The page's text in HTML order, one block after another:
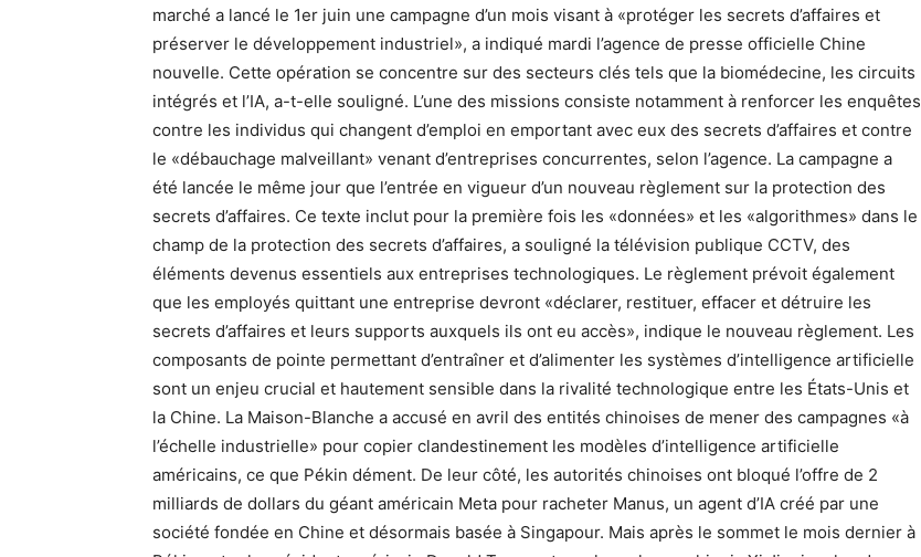
marché a lancé le 1er juin une campagne d’un mois visant à «protéger les secrets d’affaires et
préserver le développement industriel», a indiqué mardi l’agence de presse officielle Chine
nouvelle. Cette opération se concentre sur des secteurs clés tels que la biomédecine, les circuits
intégrés et l’IA, a-t-elle souligné. L’une des missions consiste notamment à renforcer les enquêtes
contre les individus qui changent d’emploi en emportant avec eux des secrets d’affaires et contre
le «débauchage malveillant» venant d’entreprises concurrentes, selon l’agence. La campagne a
été lancée le même jour que l’entrée en vigueur d’un nouveau règlement sur la protection des
secrets d’affaires. Ce texte inclut pour la première fois les «données» et les «algorithmes» dans le
champ de la protection des secrets d’affaires, a souligné la télévision publique CCTV, des
éléments devenus essentiels aux entreprises technologiques. Le règlement prévoit également
que les employés quittant une entreprise devront «déclarer, restituer, effacer et détruire les
secrets d’affaires et leurs supports auxquels ils ont eu accès», indique le nouveau règlement. Les
composants de pointe permettant d’entraîner et d’alimenter les systèmes d’intelligence artificielle
sont un enjeu crucial et hautement sensible dans la rivalité technologique entre les États-Unis et
la Chine. La Maison-Blanche a accusé en avril des entités chinoises de mener des campagnes «à
l’échelle industrielle» pour copier clandestinement les modèles d’intelligence artificielle
américains, ce que Pékin dément. De leur côté, les autorités chinoises ont bloqué l’offre de 2
milliards de dollars du géant américain Meta pour racheter Manus, un agent d’IA créé par une
société fondée en Chine et désormais basée à Singapour. Mais après le sommet le mois dernier à